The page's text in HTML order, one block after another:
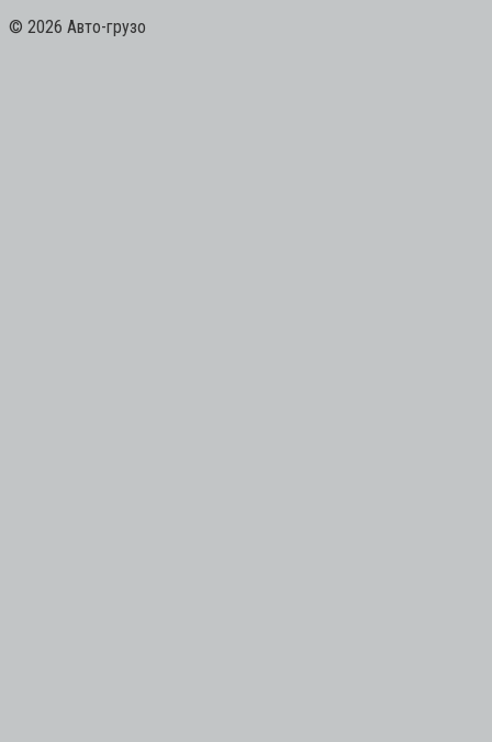
© 2026 Авто-грузо